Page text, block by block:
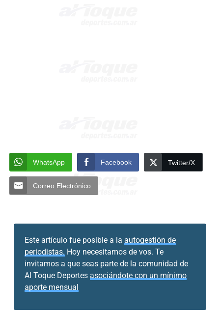
WhatsApp Facebook Twitter/X
Correo Electrónico
Este artículo fue posible a la autogestión de
periodistas. Hoy necesitamos de vos. Te
invitamos a que seas parte de la comunidad de
Al Toque Deportes asociándote con un mínimo
aporte mensual